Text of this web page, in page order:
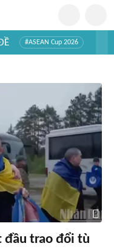
#ASEAN Cup 2026
đầu trao đổi tù